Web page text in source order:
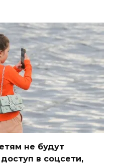
не будут
в соцсети,